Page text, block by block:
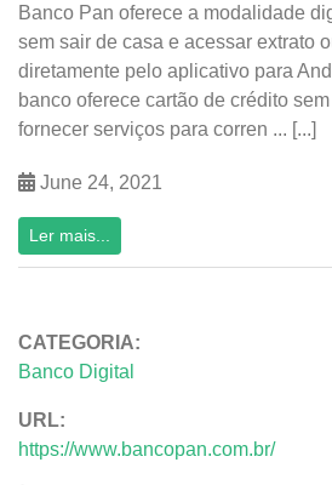
CATEGORIA:
Banco Digital
URL:
https://www.bancopan.com.br/
Banco Pan oferece a modalidade
sem sair de casa e acessar extrato
diretamente pelo aplicativo para
banco oferece cartão de crédito
fornecer serviços para corren ... [...]
June 24, 2021
Ler mais...